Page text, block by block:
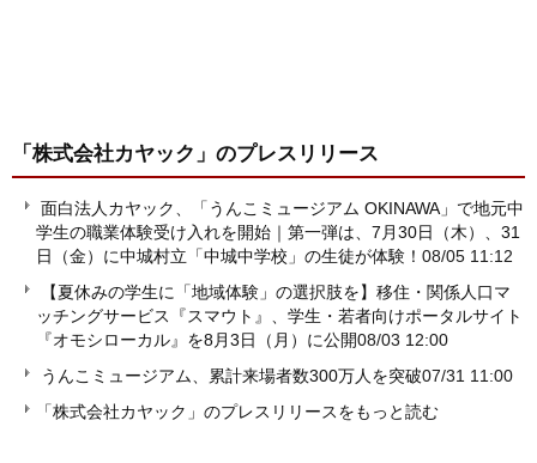
「株式会社カヤック」 のプレスリリース
面白法人カヤック、「うんこミュージアム OKINAWA」で地元中
学生の職業体験受け入れを開始｜第一弾は、7月30日（木）、31
日（金）に中城村立「中城中学校」の生徒が体験！ 08/05 11:12
【夏休みの学生に「地域体験」の選択肢を】移住・関係人口マ
ッチングサービス『スマウト』、学生・若者向けポータルサイト
『オモシローカル』を8月3日（月）に公開08/03 12:00
うんこミュージアム、累計来場者数300万人を突破07/31 11:00
「株式会社カヤック」のプレスリリースをもっと読む